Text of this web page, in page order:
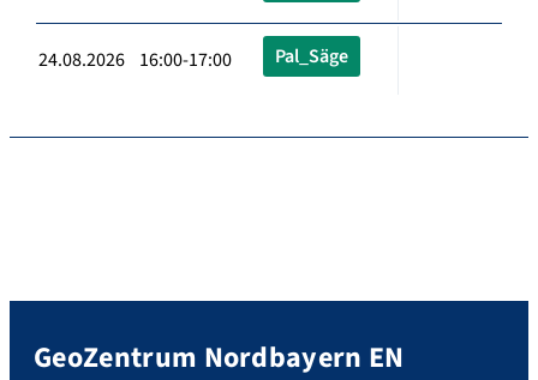
24.08.2026 16:00-17:00 Pal_Säge
GeoZentrum Nordbayern EN